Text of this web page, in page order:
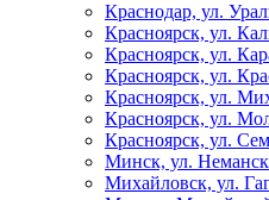
Краснодар, ул.
Красноярск, ул.
Красноярск, ул.
Красноярск, ул.
Красноярск, ул.
Красноярск, ул.
Красноярск, ул.
Минск, ул.
Михайловск, ул.